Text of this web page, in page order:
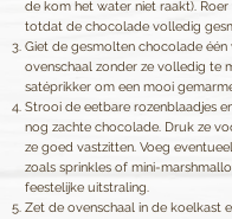
de kom het water niet raakt).
totdat de chocolade volledig
Giet de gesmolten chocolade één
ovenschaal zonder ze volledig te
satéprikker om een mooi
Strooi de eetbare rozenblaadjes
nog zachte chocolade. Druk ze
ze goed vastzitten. Voeg
zoals sprinkles of mini-
feestelijke uitstraling.
Zet de ovenschaal in de koelkast